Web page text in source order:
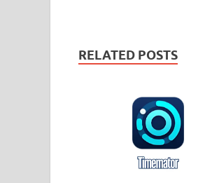
RELATED POSTS